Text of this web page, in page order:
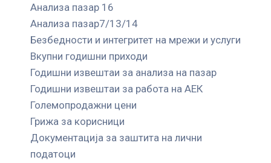
Анализа пазар 16
Анализа пазар7/13/14
Безбедности и интегритет на мрежи и услуги
Вкупни годишни приходи
Годишни извештаи за анализа на пазар
Годишни извештаи за работа на АЕК
Големопродажни цени
Грижа за корисници
Документација за заштита на лични
податоци